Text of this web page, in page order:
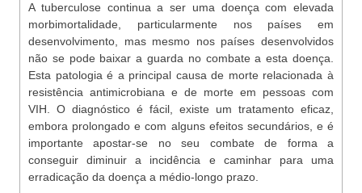
A tuberculose continua a ser uma doença com elevada
morbimortalidade, particularmente nos países em
desenvolvimento, mas mesmo nos países desenvolvidos
não se pode baixar a guarda no combate a esta doença.
Esta patologia é a principal causa de morte relacionada à
resistência antimicrobiana e de morte em pessoas com
VIH. O diagnóstico é fácil, existe um tratamento eficaz,
embora prolongado e com alguns efeitos secundários, e é
importante apostar-se no seu combate de forma a
conseguir diminuir a incidência e caminhar para uma
erradicação da doença a médio-longo prazo.